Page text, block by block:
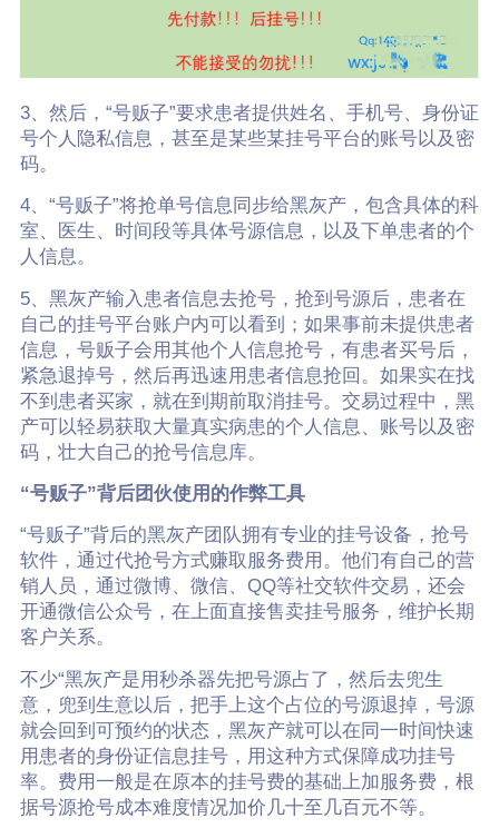
3、然后，“号贩子”要求患者提供姓名、手机号、身份证
号个人隐私信息，甚至是某些某挂号平台的账号以及密
码。
4、“号贩子”将抢单号信息同步给黑灰产，包含具体的科
室、医生、时间段等具体号源信息，以及下单患者的个
人信息。
5、黑灰产输入患者信息去抢号，抢到号源后，患者在
自己的挂号平台账户内可以看到；如果事前未提供患者
信息，号贩子会用其他个人信息抢号，有患者买号后，
紧急退掉号，然后再迅速用患者信息抢回。如果实在找
不到患者买家，就在到期前取消挂号。交易过程中，黑
产可以轻易获取大量真实病患的个人信息、账号以及密
码，壮大自己的抢号信息库。
“号贩子”背后团伙使用的作弊工具
“号贩子”背后的黑灰产团队拥有专业的挂号设备，抢号
软件，通过代抢号方式赚取服务费用。他们有自己的营
销人员，通过微博、微信、QQ等社交软件交易，还会
开通微信公众号，在上面直接售卖挂号服务，维护长期
客户关系。
不少“黑灰产是用秒杀器先把号源占了，然后去兜生
意，兜到生意以后，把手上这个占位的号源退掉，号源
就会回到可预约的状态，黑灰产就可以在同一时间快速
用患者的身份证信息挂号，用这种方式保障成功挂号
率。费用一般是在原本的挂号费的基础上加服务费，根
据号源抢号成本难度情况加价几十至几百元不等。